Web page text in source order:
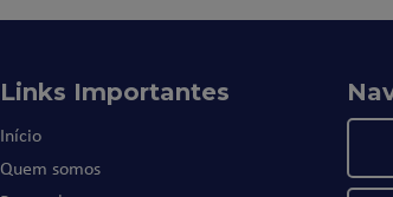
Links Importantes
Início
Quem somos